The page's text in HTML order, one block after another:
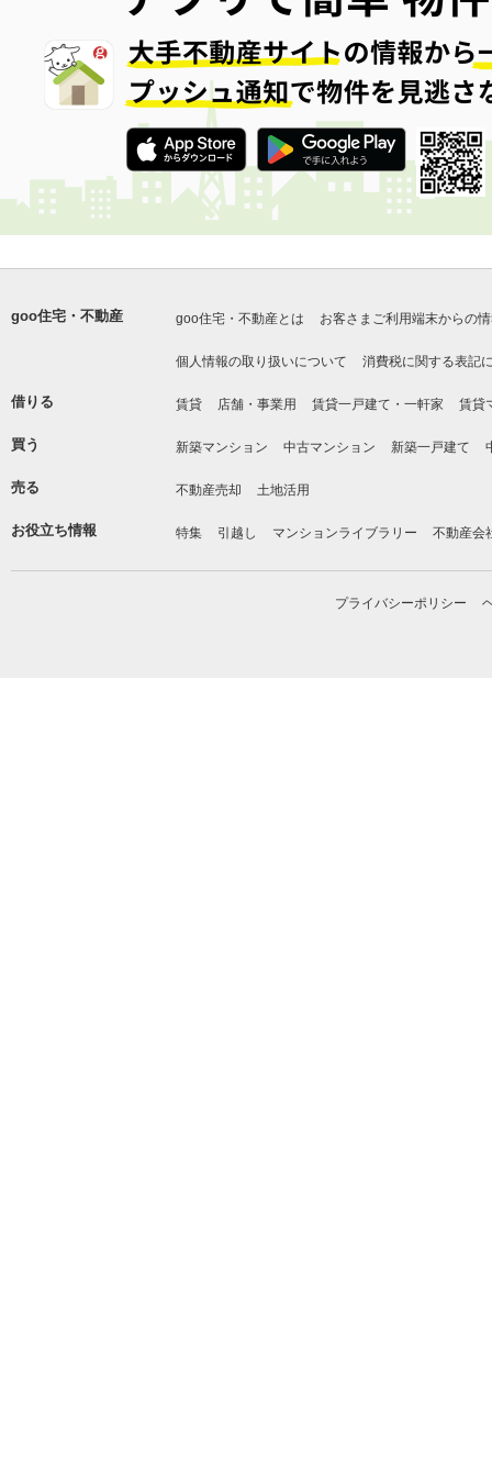
goo住宅・不動産 goo住宅・不動産とは お客さまご利用端末からの
個人情報の取り扱いについて 消費税に関する表記
借りる 賃貸 店舗・事業用 賃貸一戸建て・一軒家 賃貸
買う 新築マンション 中古マンション 新築一戸建て
売る 不動産売却 土地活用
お役立ち情報 特集 引越し マンションライブラリー 不動産会
プライバシーポリシー